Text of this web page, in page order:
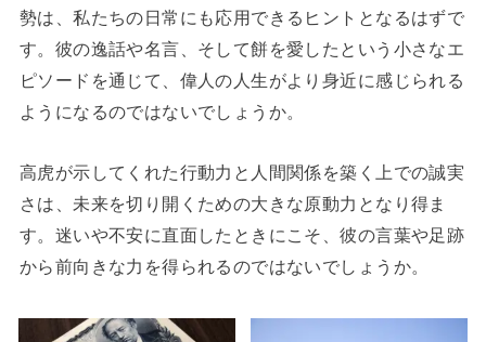
勢は、私たちの日常にも応用できるヒントとなるはずで
す。彼の逸話や名言、そして餅を愛したという小さなエ
ピソードを通じて、偉人の人生がより身近に感じられる
ようになるのではないでしょうか。
高虎が示してくれた行動力と人間関係を築く上での誠実
さは、未来を切り開くための大きな原動力となり得ま
す。迷いや不安に直面したときにこそ、彼の言葉や足跡
から前向きな力を得られるのではないでしょうか。